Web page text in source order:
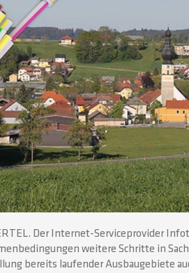
Der Internet-Serviceprovider
weitere Schritte in
bereits laufender Ausbaugebiete